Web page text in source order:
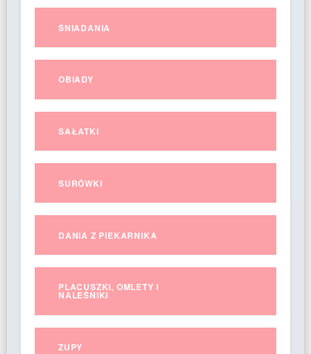
ŚNIADANIA
OBIADY
SAŁATKI
SURÓWKI
DANIA Z PIEKARNIKA
PLACUSZKI, OMLETY I
NALEŚNIKI
ZUPY